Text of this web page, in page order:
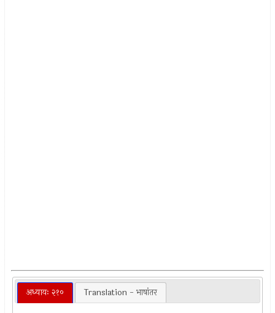
अध्यायः २१० Translation - भाषांतर